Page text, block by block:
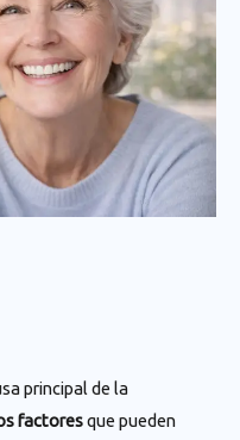
principal de la
factoresque pueden